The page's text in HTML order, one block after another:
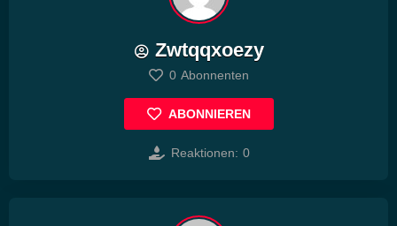
Zwtqqxoezy
0 Abonnenten
ABONNIEREN
Reaktionen: 0